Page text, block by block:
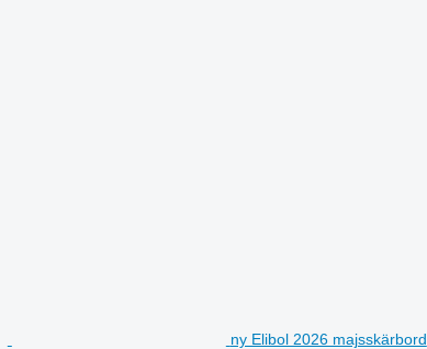
ny Elibol 2026 majsskärbord